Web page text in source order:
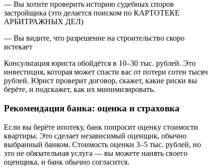
— Вы хотите проверить историю судебных споров
застройщика (это делается поиском по КАРТОТЕКЕ
АРБИТРАЖНЫХ ДЕЛ)
— Вы видите, что разрешение на строительство скоро
истекает
Консультация юриста обойдётся в 10–30 тыс. рублей. Это
инвестиция, которая может спасти вас от потери сотен тысяч
рублей. Юрист проверит договор, скажет, какие риски вы
берёте, и подскажет, как их минимизировать.
Рекомендация банка: оценка и страховка
Если вы берёте ипотеку, банк попросит оценку стоимости
квартиры. Это сделает независимый оценщик, обычно
выбранный банком. Стоимость оценки 3–5 тыс. рублей, но
это не обязательная услуга — вы можете нанять своего
оценщика, и банк обычно согласится.